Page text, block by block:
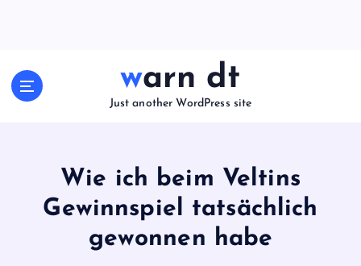
warn dt
Just another WordPress site
Wie ich beim Veltins
Gewinnspiel tatsächlich
gewonnen habe